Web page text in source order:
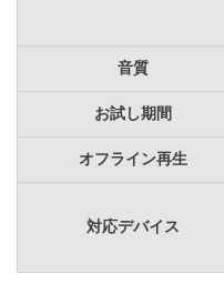
音質
お試し期間
オフライン再生
対応デバイス